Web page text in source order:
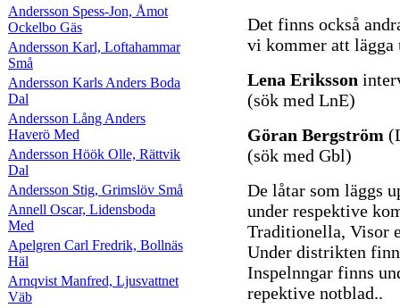
Andersson Spess-Jon, Åmot
Ockelbo Gäs
Andersson Karl, Loftahammar
Små
Andersson Karls Anders Boda
Dal
Andersson Lång Anders
Haverö Med
Andersson Höök Olle, Rättvik
Dal
Andersson Stig, Grimslöv Små
Annell Oscar, Lidensboda
Med
Apelgren Carl Fredrik, Bollnäs
Häl
Arnqvist Manfred, Ljusvattnet
Väb
Det finns också
vi kommer att lägga
Lena Eriksson
(sök med LnE)
Göran Bergström
(sök med Gbl)
De låtar som läggs
under respektive
Traditionella, Visor
Under distrikten
Inspelnngar finns
repektive notblad..